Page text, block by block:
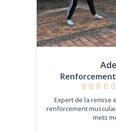
Expert de la remise
renforcement
mets